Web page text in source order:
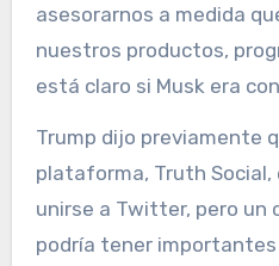
asesorarnos a medida
nuestros productos,
está claro si Musk era
Trump dijo previamente
plataforma, Truth Social,
unirse a Twitter, pero un
podría tener